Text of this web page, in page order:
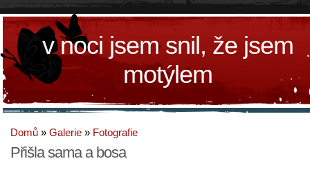
v noci jsem snil, že jsem
motýlem
Domů » Galerie » Fotografie
Přišla sama a bosa